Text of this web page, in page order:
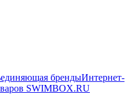
Интернет-
SWIMBOX.RU